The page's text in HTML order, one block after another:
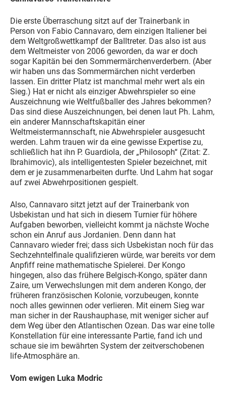
Die erste Überraschung sitzt auf der Trainerbank in
Person von Fabio Cannavaro, dem einzigen Italiener bei
dem Weltgroßwettkampf der Balltreter. Das also ist aus
dem Weltmeister von 2006 geworden, da war er doch
sogar Kapitän bei den Sommermärchenverderbern. (Aber
wir haben uns das Sommermärchen nicht verderben
lassen. Ein dritter Platz ist manchmal mehr wert als ein
Sieg.) Hat er nicht als einziger Abwehrspieler so eine
Auszeichnung wie Weltfußballer des Jahres bekommen?
Das sind diese Auszeichnungen, bei denen laut Ph. Lahm,
ein anderer Mannschaftskapitän einer
Weltmeistermannschaft, nie Abwehrspieler ausgesucht
werden. Lahm trauen wir da eine gewisse Expertise zu,
schließlich hat ihn P. Guardiola, der „Philosoph“ (Zitat: Z.
Ibrahimovic), als intelligentesten Spieler bezeichnet, mit
dem er je zusammenarbeiten durfte. Und Lahm hat sogar
auf zwei Abwehrpositionen gespielt.
Also, Cannavaro sitzt jetzt auf der Trainerbank von
Usbekistan und hat sich in diesem Turnier für höhere
Aufgaben beworben, vielleicht kommt ja nächste Woche
schon ein Anruf aus Jordanien. Denn dann hat
Cannavaro wieder frei; dass sich Usbekistan noch für das
Sechzehntelfinale qualifizieren würde, war bereits vor dem
Anpfiff reine mathematische Spielerei. Der Kongo
hingegen, also das frühere Belgisch-Kongo, später dann
Zaire, um Verwechslungen mit dem anderen Kongo, der
früheren französischen Kolonie, vorzubeugen, konnte
noch alles gewinnen oder verlieren. Mit einem Sieg war
man sicher in der Raushauphase, mit weniger sicher auf
dem Weg über den Atlantischen Ozean. Das war eine tolle
Konstellation für eine interessante Partie, fand ich und
schaue sie im bewährten System der zeitverschobenen
life-Atmosphäre an.
Vom ewigen Luka Modric